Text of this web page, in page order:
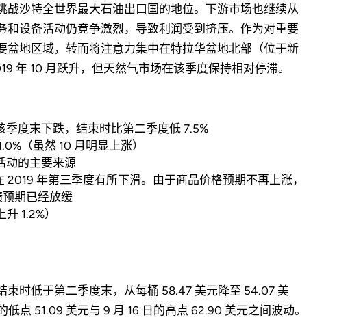
沙特全世界最大石油出口国的地位。下游市场也继续从
设备活动仍竞争激烈，导致利润受到挤压。作为对重要
地区域，转而将注意力集中在特拉华盆地北部（位于新
年 10 月跃升，但天然气市场在该季度保持相对停滞。
度末下跌，结束时比第二季度低 7.5%
（虽然 10 月明显上涨）
动的主要来源
年第三季度有所下滑。由于商品价格预期不再上涨，
期已经放缓
1.2%）
时低于第二季度末，从每桶 58.47 美元降至 54.07 美
点 51.09 美元与 9 月 16 日的高点 62.90 美元之间波动。